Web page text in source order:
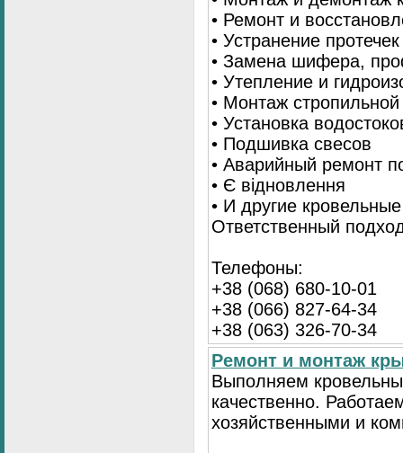
• Ремонт и
• Устранение протечек
• Замена шифера,
• Утепление и
• Монтаж
• Установка
• Подшивка свесов
• Аварийный ремонт
• Є відновлення
• И другие
Ответственный
Телефоны:
+38 (068) 680-10-01
+38 (066) 827-64-34
+38 (063) 326-70-34
Ремонт и монтаж
Выполняем
качественно.
хозяйственными и